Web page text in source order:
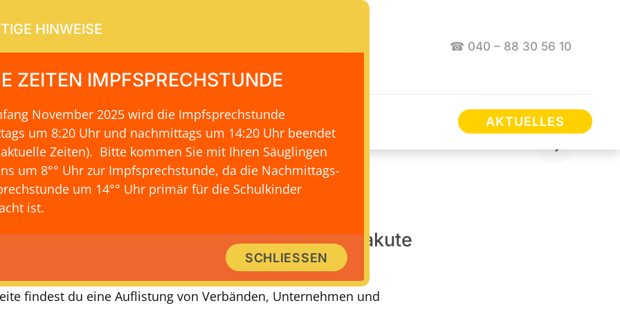
☎ 040 – 88 30 56 10
KONTAKT & LAGE AKTUELLES
Beratung zum Thema Erziehung, akute
für Jugendliche und Erwachsene
findest du eine Auflistung von Verbänden, Unternehmen und
HINWEISE
ZEITEN IMPFSPRECHSTUNDE
November 2025 wird die Impfsprechstunde
um 8:20 Uhr und nachmittags um 14:20 Uhr beendet
Zeiten). Bitte kommen Sie mit Ihren Säuglingen
um 8°° Uhr zur Impfsprechstunde, da die Nachmittags-
um 14°° Uhr primär für die Schulkinder
ist.
SCHLIESSEN